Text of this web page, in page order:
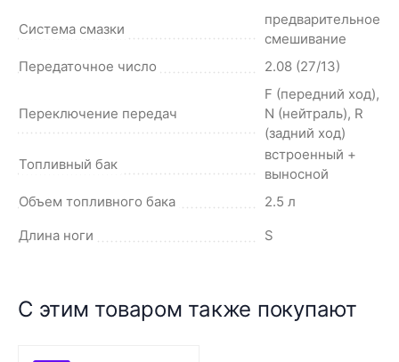
Система смазки
предварительное
смешивание
Передаточное число
2.08 (27/13)
Переключение передач
F (передний ход),
N (нейтраль), R
(задний ход)
Топливный бак
встроенный +
выносной
Объем топливного бака
2.5 л
Длина ноги
S
С этим товаром также покупают